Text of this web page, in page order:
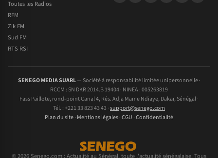
Toutes les Radios
RFM
Zik FM
Sud FM
RTS RSI
SENEGO MEDIA SUARL— Société à responsabilité limitée unipersonnelle ·
RCCM : SN DKR 2014.B 19404 · NINEA : 005263819
Fass Paillote, rond-point Canal 4, Rés. Adja Mame Ndiaye, Dakar, Sénégal ·
Tél. : +221 33 823 43 43 ·support@senego.com
Plan du site· Mentions légales·CGU ·Confidentialité
© 2026 Senego.com : Actualité au Sénégal, toute l'actualité sénégalaise. Tous